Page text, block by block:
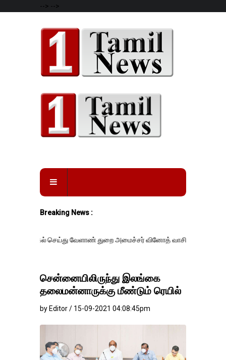
--> -->
Breaking News :
செய்து வேளாண் துறை அமைச்சர் வினோத் வாசித்து வருகிறார். �.
சென்னையிலிருந்து இலங்கை
தலைமன்னாருக்கு மீண்டும் ரெயில்
by Editor / 15-09-2021 04:08:45pm